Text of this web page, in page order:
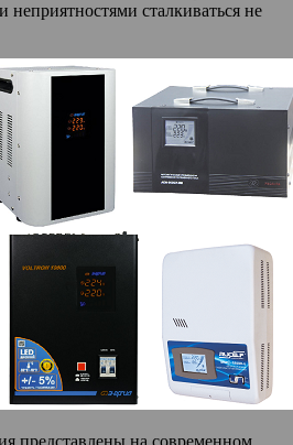
сталкиваться не
представлены на современном